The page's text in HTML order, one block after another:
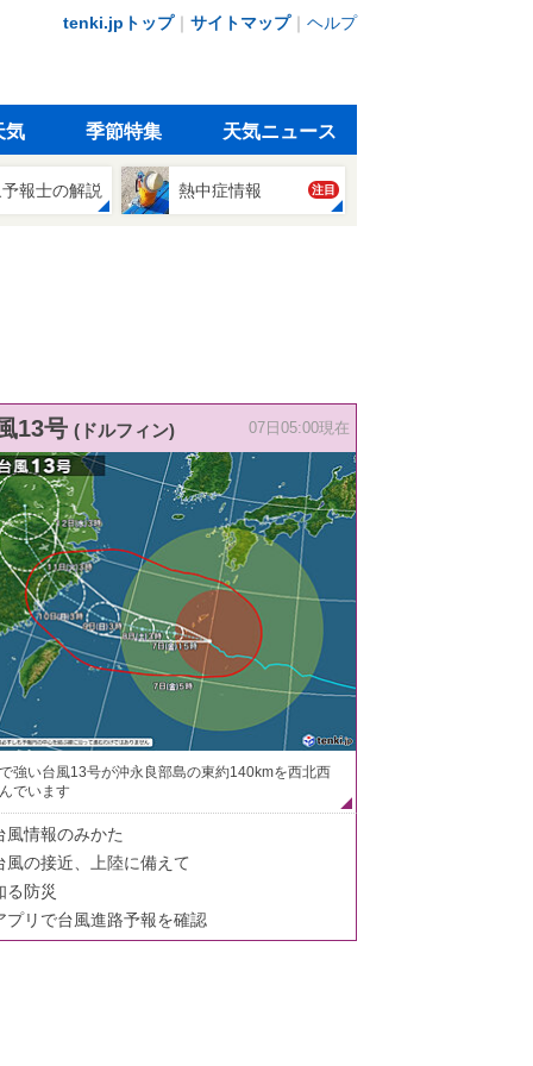
tenki.jpトップ｜ サイトマップ｜ ヘルプ
気 季節特集 天気ニュース
報士の解説 熱中症情報 注目
13号 (ドルフィン) 07日05:00現在
強い台風13号が沖永良部島の東約140kmを西北西
でいます
風情報のみかた
風の接近、上陸に備えて
る防災
プリで台風進路予報を確認